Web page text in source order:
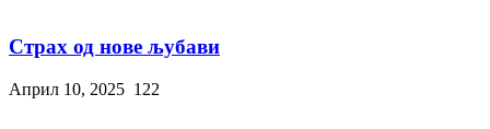
Страх од нове љубави
Април 10, 2025 122